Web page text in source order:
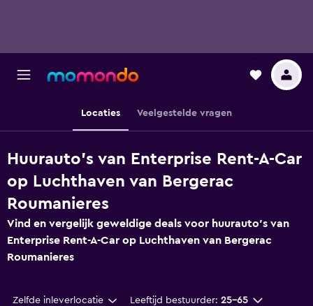
Locaties Veelgestelde vragen
Huurauto's van Enterprise Rent-A-Car
op Luchthaven van Bergerac
Roumanieres
Vind en vergelijk geweldige deals voor huurauto's van
Enterprise Rent-A-Car op Luchthaven van Bergerac
Roumanieres
Zelfde inleverlocatie Leeftijd bestuurder: 25-65